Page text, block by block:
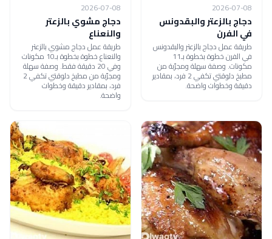
2026-07-08
دجاج بالزعتر والبقدونس
في الفرن
طريقة عمل دجاج بالزعتر والبقدونس
في الفرن خطوة بخطوة بـ11
مكونات. وصفة سهلة ومجرّبة من
مطبخ دلوقتي تكفي 2 فرد، بمقادير
دقيقة وخطوات واضحة.
2026-07-08
دجاج مشوي بالزعتر
والنعناع
طريقة عمل دجاج مشوي بالزعتر
والنعناع خطوة بخطوة بـ10 مكونات
وفي 20 دقيقة فقط. وصفة سهلة
ومجرّبة من مطبخ دلوقتي تكفي 2
فرد، بمقادير دقيقة وخطوات
واضحة.